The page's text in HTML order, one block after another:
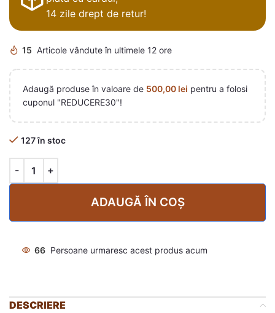
14 zile drept de retur!
15 Articole vândute în ultimele 12 ore
Adaugă produse în valoare de 500,00 lei pentru a folosi
cuponul "REDUCERE30"!
127 în stoc
ADAUGĂ ÎN COȘ
66 Persoane urmaresc acest produs acum
DESCRIERE